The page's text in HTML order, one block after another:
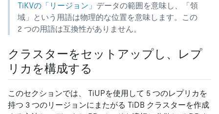
TiKVの「リージョン」 データの範囲を意味し、「領
域」という用語は物理的な位置を意味します。この
2 つの用語は互換性がありません。
クラスターをセットアップし、レプ
リカを構成する
このセクションでは、 TiUPを使用して 5 つのレプリカを
持つ 3 つのリージョンにまたがる TiDB クラスターを作成